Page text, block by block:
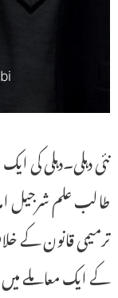
نئی دہلی۔دہلی
طالب علم شرجیل
ترمیمی قانون کے
کے ایک معاملے